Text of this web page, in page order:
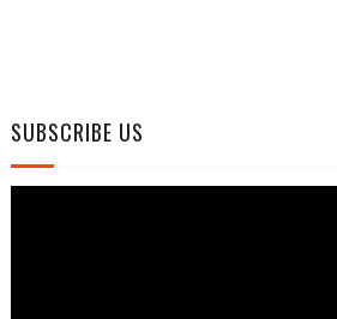
SUBSCRIBE US